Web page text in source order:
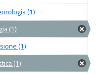
(1)
(1)
(1)
(1)